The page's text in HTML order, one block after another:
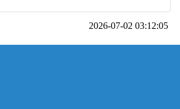
2026-07-02 03:12:05